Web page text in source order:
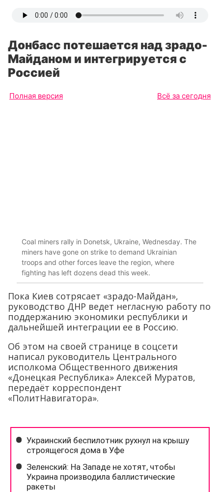
Донбасс потешается над зрадо-
Майданом и интегрируется с
Россией
Полная версия Всё за сегодня
Coal miners rally in Donetsk, Ukraine, Wednesday. The
miners have gone on strike to demand Ukrainian
troops and other forces leave the region, where
fighting has left dozens dead this week.
Пока Киев сотрясает «зрадо-Майдан»,
руководство ДНР ведет негласную работу по
поддержанию экономики республики и
дальнейшей интеграции ее в Россию.
Об этом на своей странице в соцсети
написал руководитель Центрального
исполкома Общественного движения
«Донецкая Республика» Алексей Муратов,
передаёт корреспондент
«ПолитНавигатора».